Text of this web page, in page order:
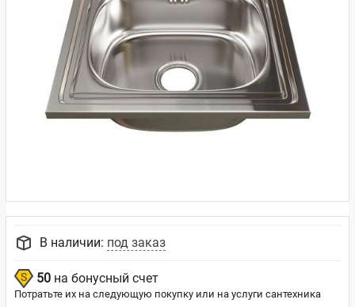
В наличии: под заказ
50 на бонусный счет
Потратьте их на следующую покупку или на услуги сантехника